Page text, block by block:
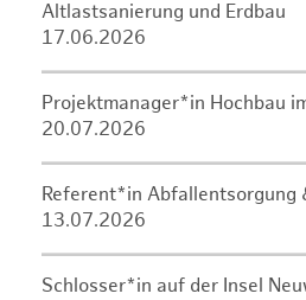
Altlastsanierung und Erdbau
17.06.2026
Projektmanager*in Hochbau
20.07.2026
Referent*in Abfallentsorgung
13.07.2026
Schlosser*in auf der Insel